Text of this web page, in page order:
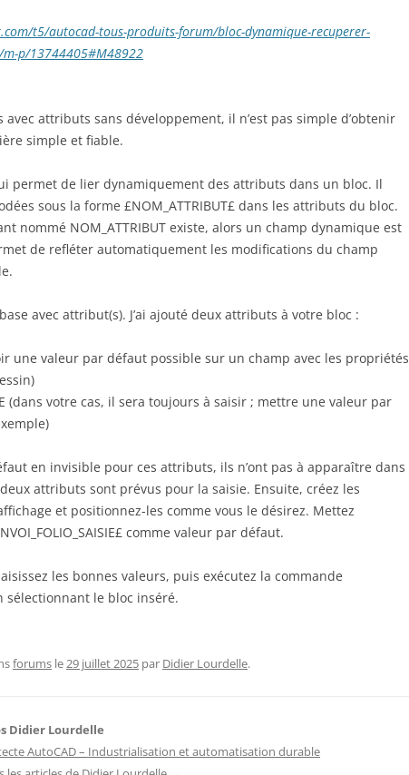
t5/autocad-tous-produits-forum/bloc-dynamique-recuperer-
p/13744405#M48922
avec attributs sans développement, il n’est pas simple d’obtenir
simple et fiable.
permet de lier dynamiquement des attributs dans un bloc. Il
sous la forme £NOM_ATTRIBUT£ dans les attributs du bloc.
nommé NOM_ATTRIBUT existe, alors un champ dynamique est
de refléter automatiquement les modifications du champ
avec attribut(s). J’ai ajouté deux attributs à votre bloc :
une valeur par défaut possible sur un champ avec les propriétés
(dans votre cas, il sera toujours à saisir ; mettre une valeur par
en invisible pour ces attributs, ils n’ont pas à apparaître dans
attributs sont prévus pour la saisie. Ensuite, créez les
et positionnez-les comme vous le désirez. Mettez
comme valeur par défaut.
les bonnes valeurs, puis exécutez la commande
sélectionnant le bloc inséré.
forums le29 juillet 2025 par Didier Lourdelle.
Didier Lourdelle
AutoCAD – Industrialisation et automatisation durable